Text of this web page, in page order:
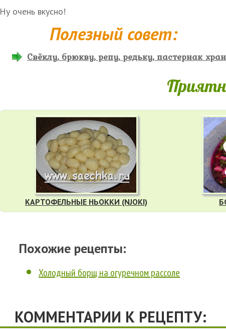
Ну очень вкусно!
Полезный совет:
Свёклу, брюкву, репу, редьку, пастернак
КАРТОФЕЛЬНЫЕ НЬОККИ (NJOKI)
Похожие рецепты:
Холодный борщ на огуречном рассоле
КОММЕНТАРИИ К РЕЦЕПТУ: